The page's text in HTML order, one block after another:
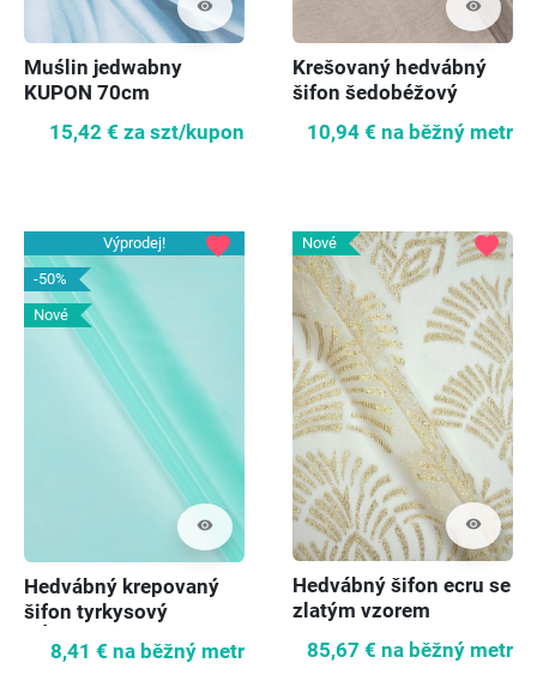
visibility
Muślin jedwabny
KUPON 70cm
15,42 € za szt/kupon
visibility
Krešovaný hedvábný
šifon šedobéžový
10,94 € na běžný metr
Výprodej!
-50%
Nové
visibility
favorite
Hedvábný krepovaný
šifon tyrkysový
8,41 € na běžný metr
Nové
visibility
favorite
Hedvábný šifon ecru se
zlatým vzorem
85,67 € na běžný metr